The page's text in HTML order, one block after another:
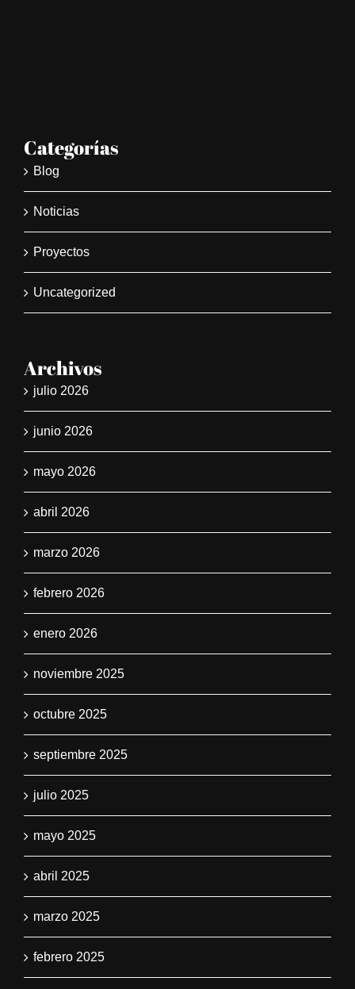
Categorías
Blog
Noticias
Proyectos
Uncategorized
Archivos
julio 2026
junio 2026
mayo 2026
abril 2026
marzo 2026
febrero 2026
enero 2026
noviembre 2025
octubre 2025
septiembre 2025
julio 2025
mayo 2025
abril 2025
marzo 2025
febrero 2025